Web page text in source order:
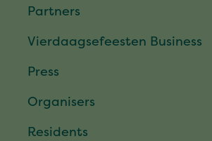
Partners
Vierdaagsefeesten Business
Press
Organisers
Residents